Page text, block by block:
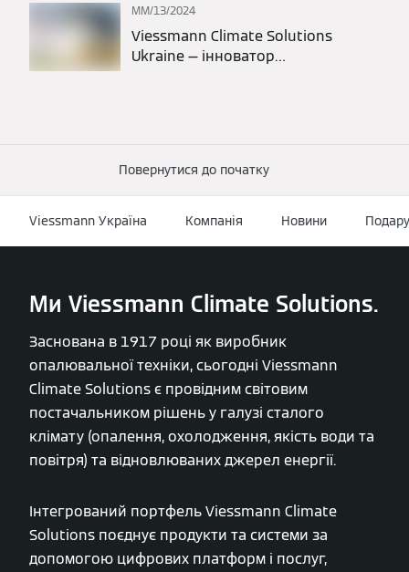
ММ/13/2024
Viessmann Climate Solutions
Ukraine — інноватор
Повернутися до початку
Viessmann Україна Компанія Новини
Ми Viessmann Climate Solutions.
Заснована в 1917 році як виробник
опалювальної техніки, сьогодні Viessmann
Climate Solutions є провідним світовим
постачальником рішень у галузі сталого
клімату (опалення, охолодження, якість води та
повітря) та відновлюваних джерел енергії.
Інтегрований портфель Viessmann Climate
Solutions поєднує продукти та системи за
допомогою цифрових платформ і послуг,